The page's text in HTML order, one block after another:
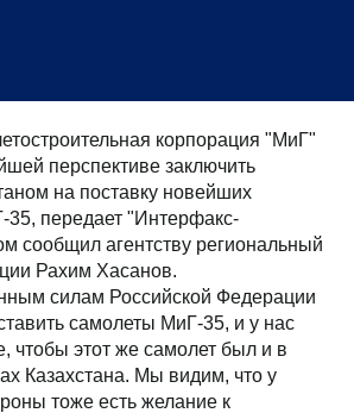
корпорация "МиГ"
перспективе заключить
на поставку новейших
35, передает "Интерфакс-
сообщил агентству региональный
Рахим Хасанов.
силам Российской Федерации
самолеты МиГ-35, и у нас
чтобы этот же самолет был и в
Казахстана. Мы видим, что у
тоже есть желание к